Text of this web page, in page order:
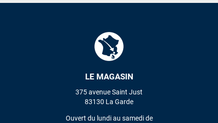
LE MAGASIN
375 avenue Saint Just
83130 La Garde
Ouvert du lundi au samedi de
L'envoi a été rapide. La voile est arrivée en super état.
VOIR TOUS LES AVIS
LAISSER UN AVIS